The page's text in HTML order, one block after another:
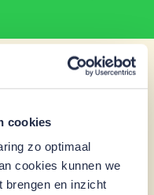
cookies
zo optimaal
cookies kunnen we
brengen en inzicht
(via